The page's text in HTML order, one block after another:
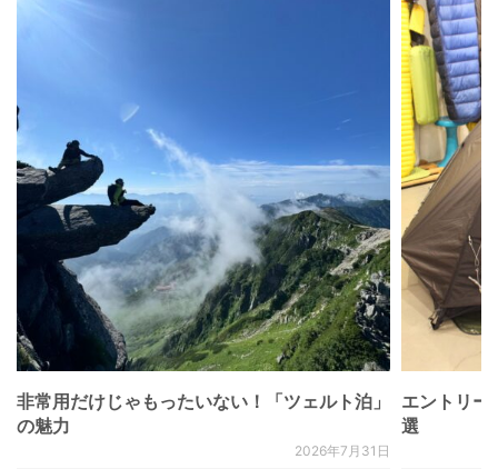
非常用だけじゃもったいない！「ツェルト泊」
の魅力
2026年7月31日
エントリー
選